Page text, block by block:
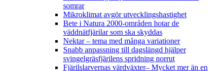
somrar
Mikroklimat avgör utvecklingshastighet
Bete i Natura 2000-områden hotar de
väddnätfjärilar som ska skyddas
Nektar – tema med många variationer
Snabb anpassning till dagslängd hjälper
svingelgräsfjärilens spridning norrut
Fjärilslarvernas värdväxter– Mycket mer än en